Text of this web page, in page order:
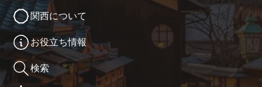
関西について
お役立ち情報
検索